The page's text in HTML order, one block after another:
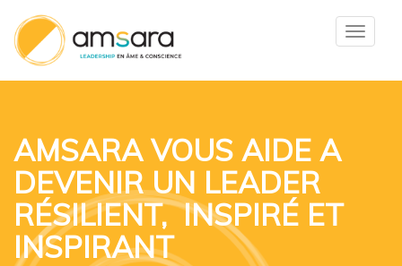
Toggle
AMSARA VOUS AIDE A
DEVENIR UN LEADER
RÉSILIENT, INSPIRÉ ET
INSPIRANT